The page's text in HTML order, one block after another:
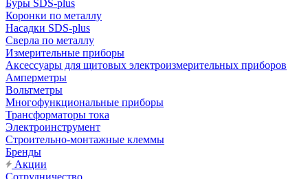
Буры SDS-plus
Коронки по металлу
Насадки SDS-plus
Сверла по металлу
Измерительные приборы
Аксессуары для щитовых электроизмерительных приборов
Амперметры
Вольтметры
Многофункциональные приборы
Трансформаторы тока
Электроинструмент
Строительно-монтажные клеммы
Бренды
Акции
Сотрудничество